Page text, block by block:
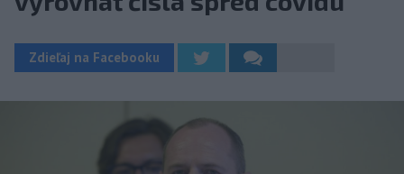
Zdieľaj na Facebooku